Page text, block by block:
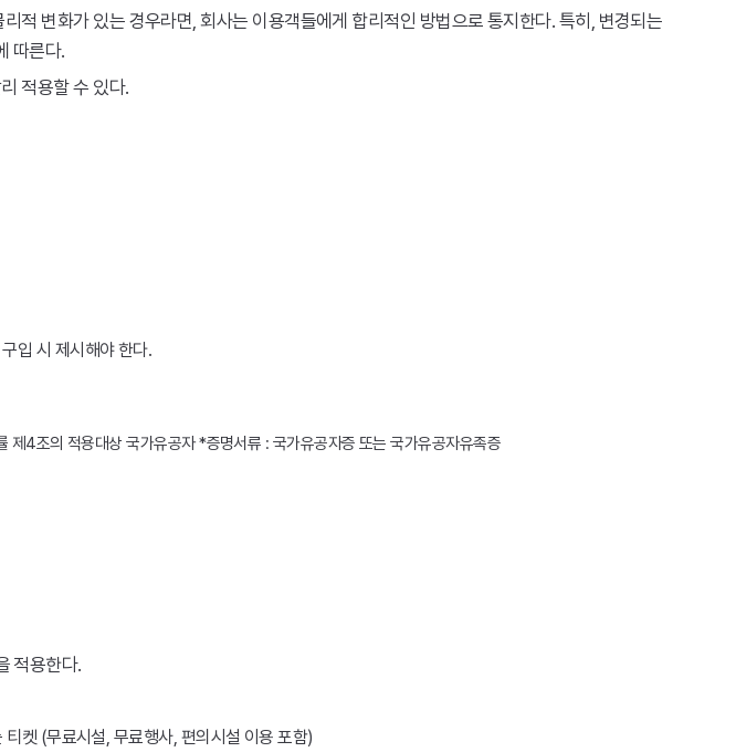
변화가 있는 경우라면, 회사는 이용객들에게 합리적인 방법으로 통지한다. 특히, 변경되는
따른다.
적용할 수 있다.
입 시 제시해야 한다.
4조의 적용대상 국가유공자 *증명서류 : 국가유공자증 또는 국가유공자유족증
적용한다.
켓 (무료시설, 무료행사, 편의시설 이용 포함)